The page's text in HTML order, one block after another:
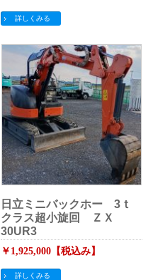
詳しくみる
日立ミニバックホー 3ｔ
クラス超小旋回 ＺＸ
30UR3
￥1,925,000【税込み】
詳しくみる